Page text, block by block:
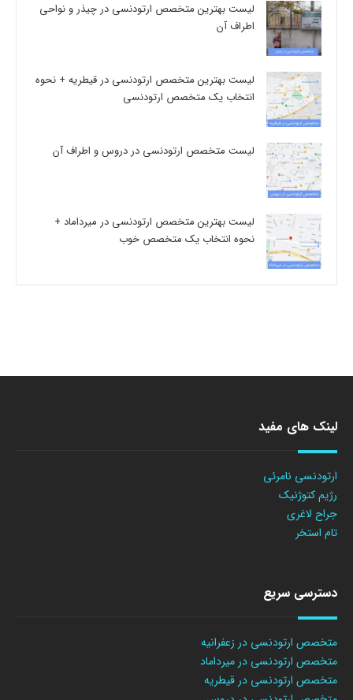
لیست بهترین متخصص ارتودنسی در چیذر و نواحی
اطراف آن
لیست بهترین متخصص ارتودنسی در قیطریه + نحوه
انتخاب یک متخصص ارتودنسی
لیست متخصص ارتودنسی در دروس و اطراف آن
لیست بهترین متخصص ارتودنسی در میرداماد +
نحوه انتخاب یک متخصص خوب
لینک های مفید
ارتودنسی نامرئی
رژیم کتوژنیک
جراح لاغری
تام استخر
دسترسی سریع
متخصص ارتودنسی در زعفرانیه
متخصص ارتودنسی در میرداماد
متخصص ارتودنسی در قیطریه